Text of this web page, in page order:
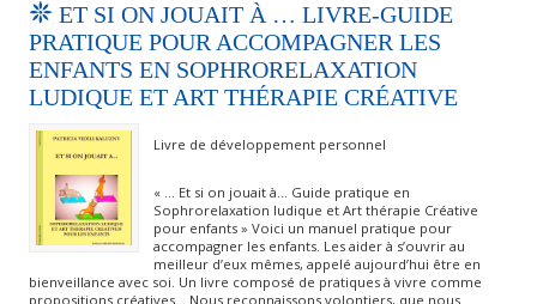
ET SI ON JOUAIT À … LIVRE-GUIDE
PRATIQUE POUR ACCOMPAGNER LES
ENFANTS EN SOPHRORELAXATION
LUDIQUE ET ART THÉRAPIE CRÉATIVE
Livre de développement personnel
« … Et si on jouait à… Guide pratique en
Sophrorelaxation ludique et Art thérapie Créative
pour enfants » Voici un manuel pratique pour
accompagner les enfants. Les aider à s’ouvrir au
meilleur d’eux mêmes, appelé aujourd’hui être en
bienveillance avec soi. Un livre composé de pratiques à vivre comme
propositions créatives… Nous reconnaissons volontiers, que nous